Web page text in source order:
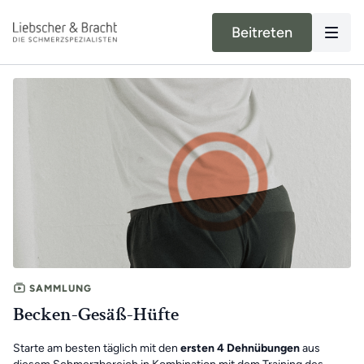
Beitreten
SAMMLUNG
Becken-Gesäß-Hüfte
Starte am besten täglich mit den ersten 4 Dehnübungenaus